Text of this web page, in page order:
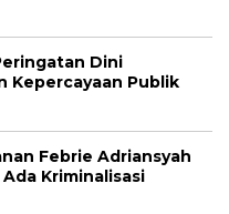
Dini
Kepercayaan Publik
Febrie Adriansyah
Kriminalisasi